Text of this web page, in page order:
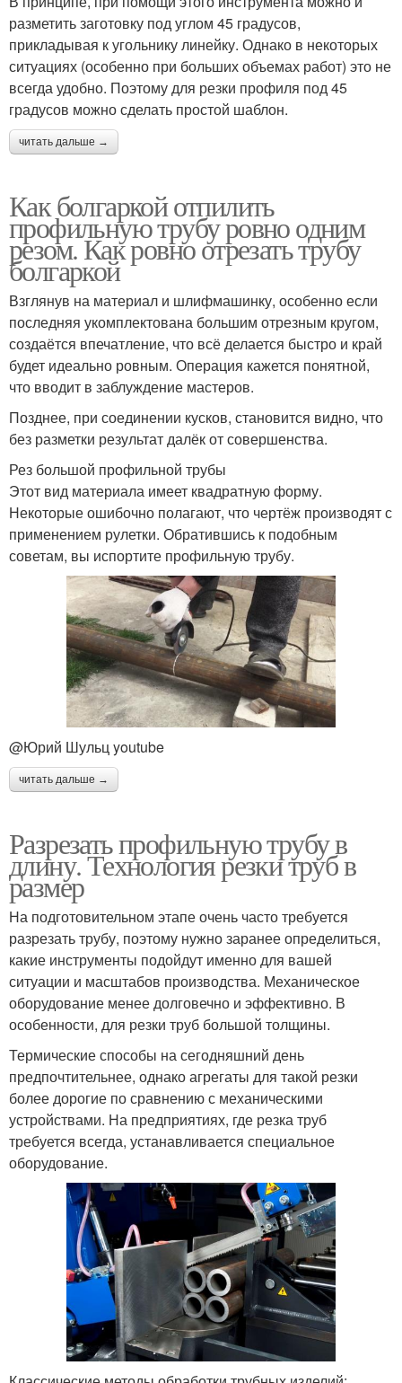
разметить заготовку под углом 45 градусов,
прикладывая к угольнику линейку. Однако в некоторых
ситуациях (особенно при больших объемах работ) это не
всегда удобно. Поэтому для резки профиля под 45
градусов можно сделать простой шаблон.
читать дальше →
Как болгаркой отпилить
профильную трубу ровно одним
резом. Как ровно отрезать трубу
болгаркой
Взглянув на материал и шлифмашинку, особенно если
последняя укомплектована большим отрезным кругом,
создаётся впечатление, что всё делается быстро и край
будет идеально ровным. Операция кажется понятной,
что вводит в заблуждение мастеров.
Позднее, при соединении кусков, становится видно, что
без разметки результат далёк от совершенства.
Рез большой профильной трубы
Этот вид материала имеет квадратную форму.
Некоторые ошибочно полагают, что чертёж производят с
применением рулетки. Обратившись к подобным
советам, вы испортите профильную трубу.
@Юрий Шульц youtube
читать дальше →
Разрезать профильную трубу в
длину. Технология резки труб в
размер
На подготовительном этапе очень часто требуется
разрезать трубу, поэтому нужно заранее определиться,
какие инструменты подойдут именно для вашей
ситуации и масштабов производства. Механическое
оборудование менее долговечно и эффективно. В
особенности, для резки труб большой толщины.
Термические способы на сегодняшний день
предпочтительнее, однако агрегаты для такой резки
более дорогие по сравнению с механическими
устройствами. На предприятиях, где резка труб
требуется всегда, устанавливается специальное
оборудование.